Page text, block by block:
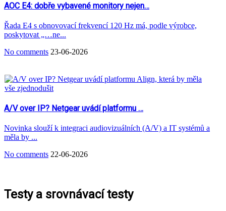
AOC E4: dobře vybavené monitory nejen…
Řada E4 s obnovovací frekvencí 120 Hz má, podle výrobce,
poskytovat „…ne...
No comments 23-06-2026
A/V over IP? Netgear uvádí platformu …
Novinka slouží k integraci audiovizuálních (A/V) a IT systémů a
měla by ...
No comments 22-06-2026
Testy a srovnávací testy